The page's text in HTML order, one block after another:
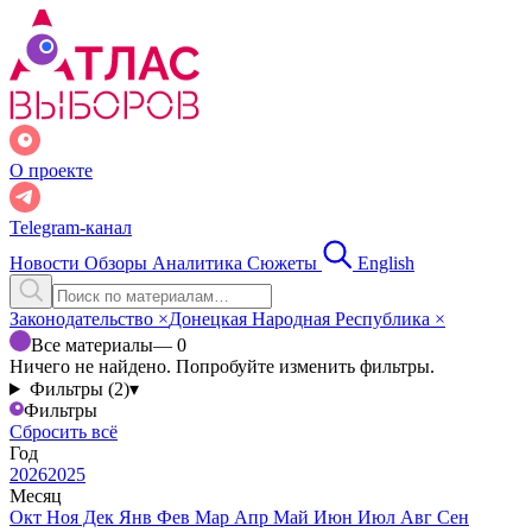
О проекте
Telegram-канал
Новости Обзоры Аналитика Сюжеты English
Законодательство ×Донецкая Народная Республика ×
Все материалы— 0
Ничего не найдено. Попробуйте изменить фильтры.
Фильтры (2)▾
Фильтры
Сбросить всё
Год
20262025
Месяц
Окт Ноя Дек Янв Фев Мар Апр Май Июн Июл Авг Сен